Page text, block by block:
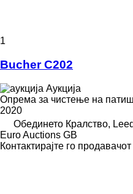
1
Bucher C202
Аукција
Опрема за чистење на
2020
Обединето Кралство,
Euro Auctions GB
Контактирајте го продавачот